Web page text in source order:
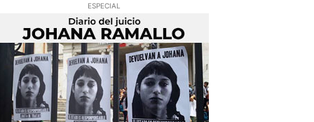
ESPECIAL